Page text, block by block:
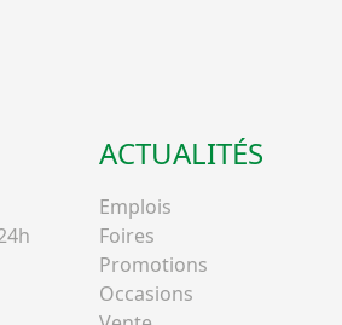
ACTUALITÉS
Emplois
Foires
Promotions
Occasions